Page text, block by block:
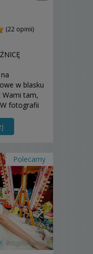
(22 opinii)
w blasku
Wami tam,
fotografii
Polecamy